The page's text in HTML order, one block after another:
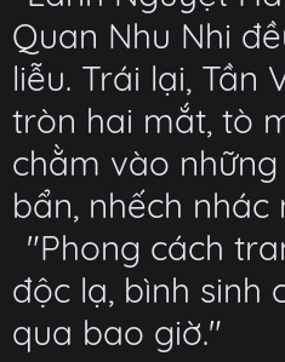
Quan Nhu Nhi
liễu. Trái lại, Tần
tròn hai mắt, tò
chằm vào
bẩn, nhếch nhác
"Phong cách
độc lạ, bình sinh
qua bao giờ."